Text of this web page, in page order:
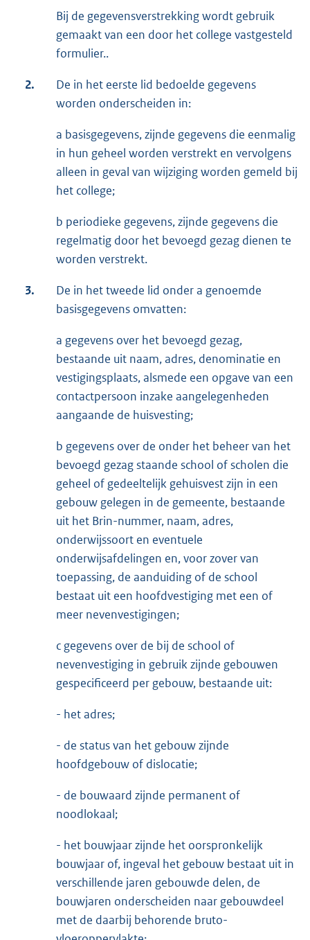
Bij de gegevensverstrekking wordt gebruik
gemaakt van een door het college vastgesteld
formulier..
2.
De in het eerste lid bedoelde gegevens
worden onderscheiden in:
a basisgegevens, zijnde gegevens die eenmalig
in hun geheel worden verstrekt en vervolgens
alleen in geval van wijziging worden gemeld bij
het college;
b periodieke gegevens, zijnde gegevens die
regelmatig door het bevoegd gezag dienen te
worden verstrekt.
3.
De in het tweede lid onder a genoemde
basisgegevens omvatten:
a gegevens over het bevoegd gezag,
bestaande uit naam, adres, denominatie en
vestigingsplaats, alsmede een opgave van een
contactpersoon inzake aangelegenheden
aangaande de huisvesting;
b gegevens over de onder het beheer van het
bevoegd gezag staande school of scholen die
geheel of gedeeltelijk gehuisvest zijn in een
gebouw gelegen in de gemeente, bestaande
uit het Brin-nummer, naam, adres,
onderwijssoort en eventuele
onderwijsafdelingen en, voor zover van
toepassing, de aanduiding of de school
bestaat uit een hoofdvestiging met een of
meer nevenvestigingen;
c gegevens over de bij de school of
nevenvestiging in gebruik zijnde gebouwen
gespecificeerd per gebouw, bestaande uit:
- het adres;
- de status van het gebouw zijnde
hoofdgebouw of dislocatie;
- de bouwaard zijnde permanent of
noodlokaal;
- het bouwjaar zijnde het oorspronkelijk
bouwjaar of, ingeval het gebouw bestaat uit in
verschillende jaren gebouwde delen, de
bouwjaren onderscheiden naar gebouwdeel
met de daarbij behorende bruto-